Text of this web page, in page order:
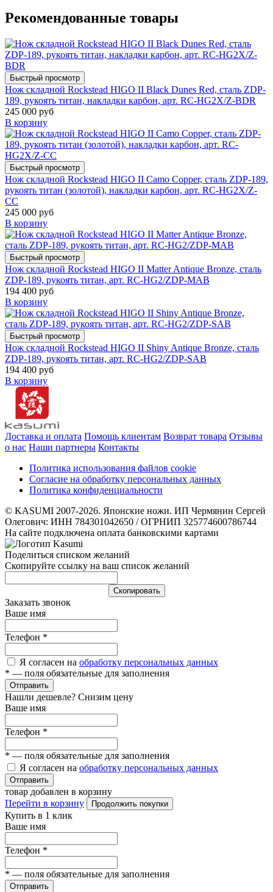
Рекомендованные товары
Быстрый просмотр
Нож складной Rockstead HIGO II Black Dunes Red, сталь ZDP-
189, рукоять титан, накладки карбон, арт. RC-HG2X/Z-BDR
245 000 руб
В корзину
Быстрый просмотр
Нож складной Rockstead HIGO II Camo Copper, сталь ZDP-189,
рукоять титан (золотой), накладки карбон, арт. RC-HG2X/Z-
CC
245 000 руб
В корзину
Быстрый просмотр
Нож складной Rockstead HIGO II Matter Antique Bronze, сталь
ZDP-189, рукоять титан, арт. RC-HG2/ZDP-MAB
194 400 руб
В корзину
Быстрый просмотр
Нож складной Rockstead HIGO II Shiny Antique Bronze, сталь
ZDP-189, рукоять титан, арт. RC-HG2/ZDP-SAB
194 400 руб
В корзину
Доставка и оплата Помощь клиентам Возврат товара Отзывы
о нас Наши партнеры Контакты
Политика использования файлов cookie
Согласие на обработку персональных данных
Политика конфиденциальности
© KASUMI 2007-2026. Японские ножи. ИП Чермянин Сергей
Олегович: ИНН 784301042650 / ОГРНИП 325774600786744
На сайте подключена оплата банковскими картами
Поделиться списком желаний
Скопируйте ссылку на ваш список желаний
Cкопировать
Заказать звонок
Ваше имя
Телефон *
Я согласен на обработку персональных данных
* — поля обязательные для заполнения
Отправить
Нашли дешевле? Снизим цену
Ваше имя
Телефон *
* — поля обязательные для заполнения
Я согласен на обработку персональных данных
Отправить
товар добавлен в корзину
Перейти в корзину
Продолжить покупки
Купить в 1 клик
Ваше имя
Телефон *
* — поля обязательные для заполнения
Отправить